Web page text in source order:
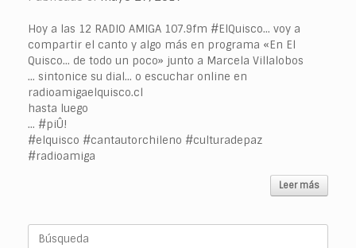
Hoy a las 12 RADIO AMIGA 107.9fm #ElQuisco… voy a
compartir el canto y algo más en programa «En El
Quisco… de todo un poco» junto a Marcela Villalobos
… sintonice su dial… o escuchar online en
radioamigaelquisco.cl
hasta luego
… #piÛ!
#elquisco #cantautorchileno #culturadepaz
#radioamiga
Leer más
Buscar: